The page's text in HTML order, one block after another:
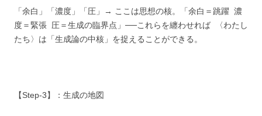
「余白」「濃度」「圧」→ ここは思想の核。「余白＝跳躍 濃
度＝緊張 圧＝生成の臨界点」──これらを纏わせれば 〈わたし
たち〉は「生成論の中核」を捉えることができる。
【Step-3】：生成の地図